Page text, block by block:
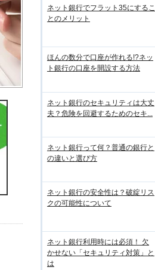
ネット銀行でフラット35にするこ
とのメリット
ほんの数分で口座が作れる!?ネッ
ト銀行の口座を開設する方法
ネット銀行のセキュリティは大丈
夫？危険を回避するためのセキ...
ネット銀行って何？普通の銀行と
の違いと選び方
ネット銀行の安全性は？破綻リス
クの可能性について
ネット銀行利用時には必須！ 欠
かせない「セキュリティ対策」と
は